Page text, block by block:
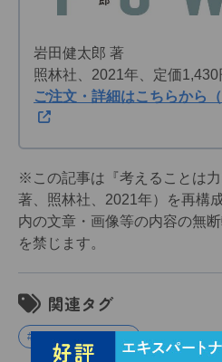
岩田健太郎 著
照林社、2021年、定価1,430
ご注文・詳細はこちらから
※この記事は『考えることは
著、照林社、2021年）を再構
内の文章・画像等の内容の無
を禁じます。
関連タグ
#ロジカルシンキング